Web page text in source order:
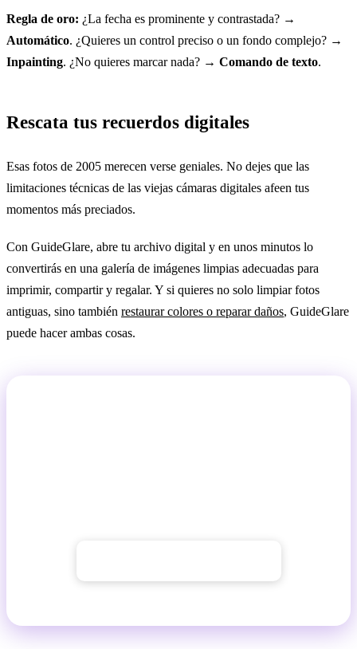
Regla de oro: ¿La fecha es prominente y contrastada? →
Automático. ¿Quieres un control preciso o un fondo complejo? →
Inpainting. ¿No quieres marcar nada? → Comando de texto.
Rescata tus recuerdos digitales
Esas fotos de 2005 merecen verse geniales. No dejes que las
limitaciones técnicas de las viejas cámaras digitales afeen tus
momentos más preciados.
Con GuideGlare, abre tu archivo digital y en unos minutos lo
convertirás en una galería de imágenes limpias adecuadas para
imprimir, compartir y regalar. Y si quieres no solo limpiar fotos
antiguas, sino también restaurar colores o reparar daños, GuideGlare
puede hacer ambas cosas.